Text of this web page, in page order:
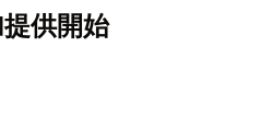
供開始